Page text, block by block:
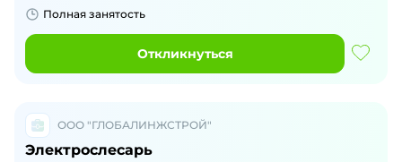
Полная занятость
Откликнуться
ООО "ГЛОБАЛИНЖСТРОЙ"
Электрослесарь